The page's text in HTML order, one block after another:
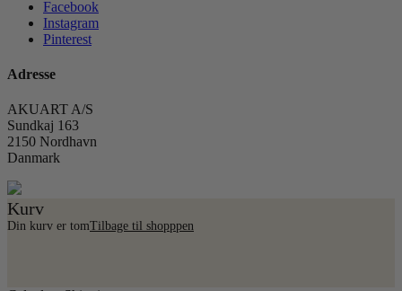
Facebook
Instagram
Pinterest
Adresse
AKUART A/S
Sundkaj 163
2150 Nordhavn
Danmark
Kurv
Din kurv er tomTilbage til shopppen